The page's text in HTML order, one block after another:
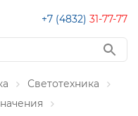
+7 (4832) 31-77-77
Светотехника